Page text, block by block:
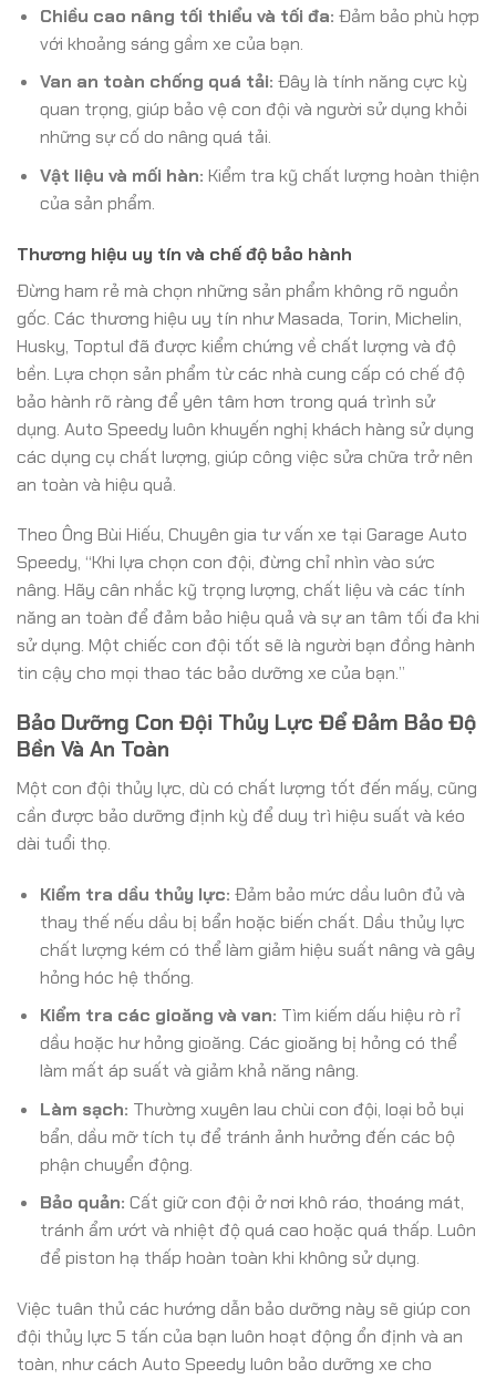
Chiều cao nâng tối thiểu và tối đa: Đảm bảo phù hợp
với khoảng sáng gầm xe của bạn.
Van an toàn chống quá tải: Đây là tính năng cực kỳ
quan trọng, giúp bảo vệ con đội và người sử dụng khỏi
những sự cố do nâng quá tải.
Vật liệu và mối hàn: Kiểm tra kỹ chất lượng hoàn thiện
của sản phẩm.
Thương hiệu uy tín và chế độ bảo hành
Đừng ham rẻ mà chọn những sản phẩm không rõ nguồn
gốc. Các thương hiệu uy tín như Masada, Torin, Michelin,
Husky, Toptul đã được kiểm chứng về chất lượng và độ
bền. Lựa chọn sản phẩm từ các nhà cung cấp có chế độ
bảo hành rõ ràng để yên tâm hơn trong quá trình sử
dụng. Auto Speedy luôn khuyến nghị khách hàng sử dụng
các dụng cụ chất lượng, giúp công việc sửa chữa trở nên
an toàn và hiệu quả.
Theo Ông Bùi Hiếu, Chuyên gia tư vấn xe tại Garage Auto
Speedy, “Khi lựa chọn con đội, đừng chỉ nhìn vào sức
nâng. Hãy cân nhắc kỹ trọng lượng, chất liệu và các tính
năng an toàn để đảm bảo hiệu quả và sự an tâm tối đa khi
sử dụng. Một chiếc con đội tốt sẽ là người bạn đồng hành
tin cậy cho mọi thao tác bảo dưỡng xe của bạn.”
Bảo Dưỡng Con Đội Thủy Lực Để Đảm Bảo Độ
Bền Và An Toàn
Một con đội thủy lực, dù có chất lượng tốt đến mấy, cũng
cần được bảo dưỡng định kỳ để duy trì hiệu suất và kéo
dài tuổi thọ.
Kiểm tra dầu thủy lực: Đảm bảo mức dầu luôn đủ và
thay thế nếu dầu bị bẩn hoặc biến chất. Dầu thủy lực
chất lượng kém có thể làm giảm hiệu suất nâng và gây
hỏng hóc hệ thống.
Kiểm tra các gioăng và van: Tìm kiếm dấu hiệu rò rỉ
dầu hoặc hư hỏng gioăng. Các gioăng bị hỏng có thể
làm mất áp suất và giảm khả năng nâng.
Làm sạch: Thường xuyên lau chùi con đội, loại bỏ bụi
bẩn, dầu mỡ tích tụ để tránh ảnh hưởng đến các bộ
phận chuyển động.
Bảo quản: Cất giữ con đội ở nơi khô ráo, thoáng mát,
tránh ẩm ướt và nhiệt độ quá cao hoặc quá thấp. Luôn
để piston hạ thấp hoàn toàn khi không sử dụng.
Việc tuân thủ các hướng dẫn bảo dưỡng này sẽ giúp con
đội thủy lực 5 tấn của bạn luôn hoạt động ổn định và an
toàn, như cách Auto Speedy luôn bảo dưỡng xe cho